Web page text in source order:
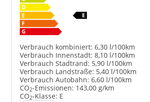
Verbrauch kombiniert: 6,30 l/100km
Verbrauch Innenstadt: 8,10 l/100km
Verbrauch Stadtrand: 5,90 l/100km
Verbrauch Landstraße: 5,40 l/100km
Verbrauch Autobahn: 6,60 l/100km
CO2-Emissionen: 143,00 g/km
CO2-Klasse: E